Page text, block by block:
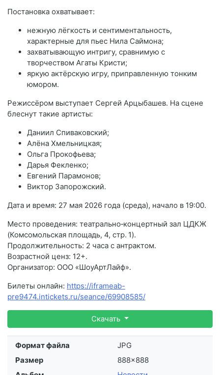
Постановка охватывает:
нежную лёгкость и сентиментальность,
характерные для пьес Нила Саймона;
захватывающую интригу, сравнимую с
творчеством Агаты Кристи;
яркую актёрскую игру, приправленную тонким
юмором.
Режиссёром выступает Сергей Арцыбашев. На сцене
блеснут такие артисты:
Даниил Спиваковский;
Алёна Хмельницкая;
Ольга Прокофьева;
Дарья Фекленко;
Евгений Парамонов;
Виктор Запорожский.
Дата и время: 27 мая 2026 года (среда), начало в 19:00.
Место проведения: театрально‑концертный зал ЦДКЖ
(Комсомольская площадь, 4, стр. 1).
Продолжительность: 2 часа с антрактом.
Возрастной ценз: 12+.
Организатор: ООО «ШоуАртЛайф».
Билеты онлайн: https://iframeab-
pre9474.intickets.ru/seance/69908585/
Скачать
Формат файла
JPG
Размер
888×888